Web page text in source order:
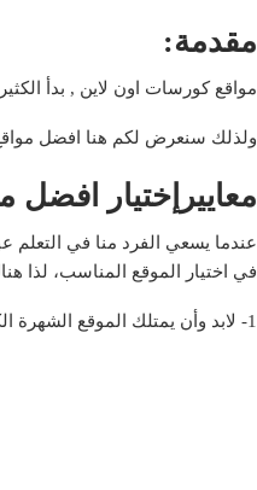
مقدمة:
مواقع كورسات اون لاين , بدأ
ولذلك سنعرض لكم هنا افضل مواقع
معاييرإختيار افضل
عندما يسعي الفرد منا في التعلم
في اختيار الموقع المناسب، لذا
1- لابد وأن يمتلك الموقع الشهرة الكافيه والسمعة الحسنه بين المستخدمين ليتمتع بالثقة والمصداقية .